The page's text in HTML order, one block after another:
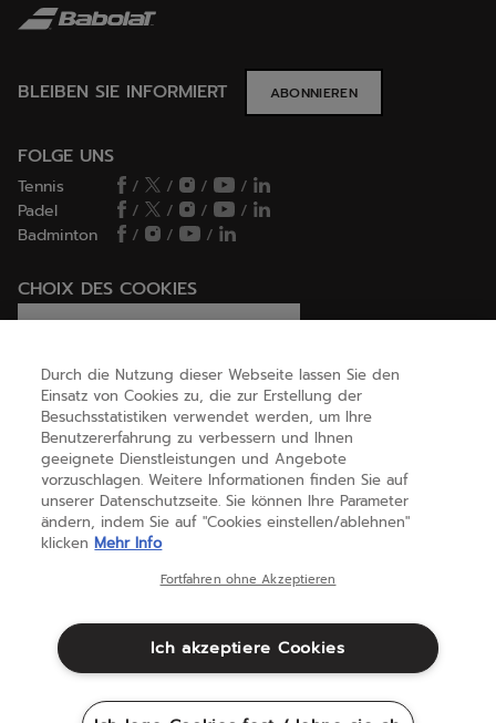
BLEIBEN SIE INFORMIERT ABONNIEREN
FOLGE UNS
Tennis / / /
/
Padel
/ / /
/
Badminton
/ / /
CHOIX DES COOKIES
HILFE
ÜBER UNS
(deutsch)
Rechtliche Hinweise
Cookies
Durch die Nutzung dieser Webseite lassen Sie den
Einsatz von Cookies zu, die zur Erstellung der
Besuchsstatistiken verwendet werden, um Ihre
Benutzererfahrung zu verbessern und Ihnen
geeignete Dienstleistungen und Angebote
vorzuschlagen. Weitere Informationen finden Sie auf
unserer Datenschutzseite. Sie können Ihre Parameter
ändern, indem Sie auf "Cookies einstellen/ablehnen"
klicken Mehr Info
Fortfahren ohne Akzeptieren
Ich akzeptiere Cookies